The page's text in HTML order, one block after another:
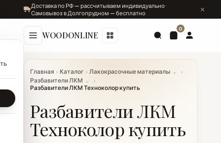
Доставка по РФ — рассчитываем индивидуально ·
Самовывоз в Долгопрудном — бесплатно
WOODONLINE
0
Главная › Каталог › Лакокрасочные материалы ⌄
›
Разбавители ЛКМ ⌄
›
Разбавители ЛКМ Техноколор купить
Разбавители ЛКМ
Техноколор купить